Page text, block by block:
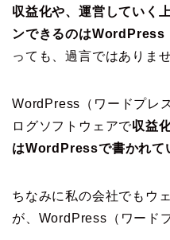
収益化や、運営していく
ンできるのはWordPress
っても、過言ではありませ
WordPress（ワードプレ
ログソフトウェアで収益
はWordPressで書かれて
ちなみに私の会社でもウ
が、WordPress（ワード